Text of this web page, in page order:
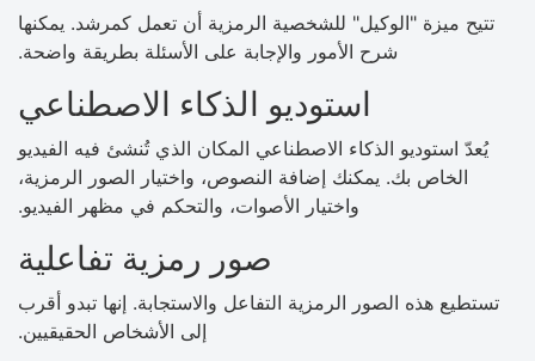
تتيح ميزة "الوكيل" للشخصية الرمزية أن تعمل كمرشد. يمكنها
شرح الأمور والإجابة على الأسئلة بطريقة واضحة.
استوديو الذكاء الاصطناعي
يُعدّ استوديو الذكاء الاصطناعي المكان الذي تُنشئ فيه الفيديو
الخاص بك. يمكنك إضافة النصوص، واختيار الصور الرمزية،
واختيار الأصوات، والتحكم في مظهر الفيديو.
صور رمزية تفاعلية
تستطيع هذه الصور الرمزية التفاعل والاستجابة. إنها تبدو أقرب
إلى الأشخاص الحقيقيين.